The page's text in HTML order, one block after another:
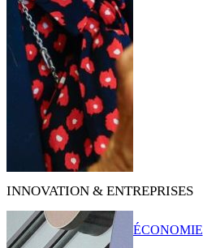
INNOVATION & ENTREPRISES
ÉCONOMIE